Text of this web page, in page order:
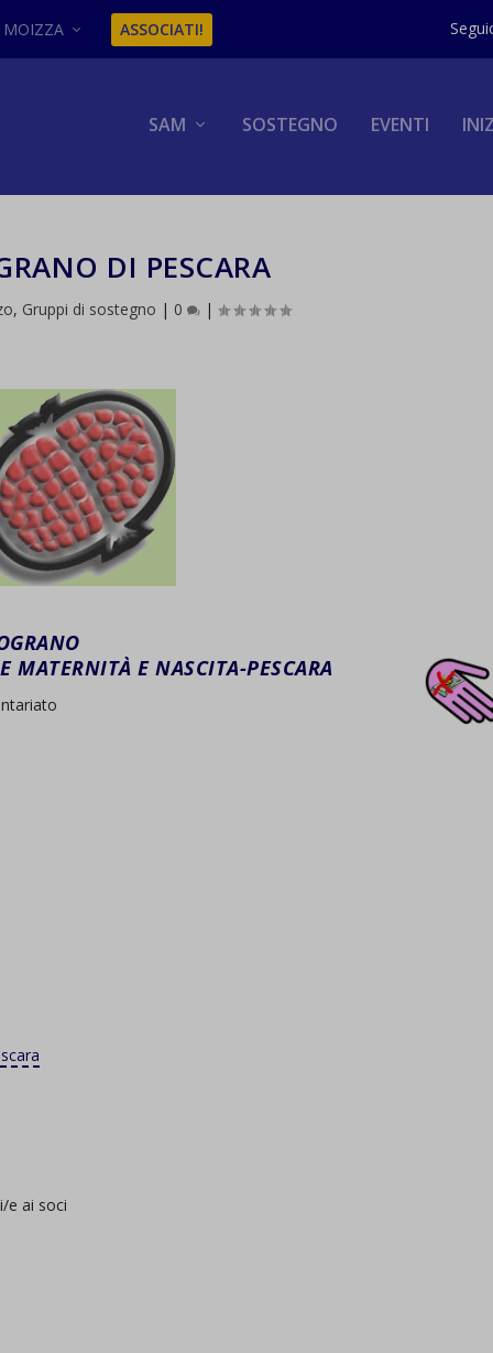
MOIZZA ASSOCIATI!
SAM SOSTEGNO EVENTI
DI PESCARA
, Gruppi di sostegno | 0 |
MATERNITÀ E NASCITA-PESCARA
e ai soci